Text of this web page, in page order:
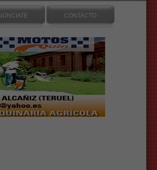
CONTACTO